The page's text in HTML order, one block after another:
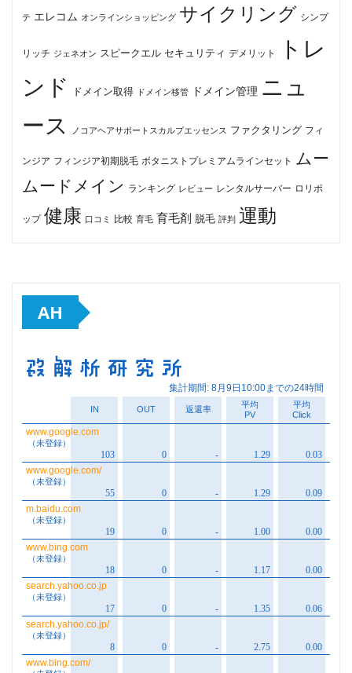
テ エレコム オンラインショッピング サイクリング シンプ
リッチ ジェネオン スピークエル セキュリティ デメリット
トレ
ンド
ドメイン取得 ドメイン移管 ドメイン管理 ニュ
ース
ノコアヘアサポートスカルプエッセンス ファクタリング フィ
ンジア フィンジア初期脱毛 ボタニストプレミアムラインセット ムー
ムードメイン ランキング レビュー レンタルサーバー ロリポ
ップ 健康 口コミ 比較 育毛 育毛剤 脱毛 評判 運動
AH